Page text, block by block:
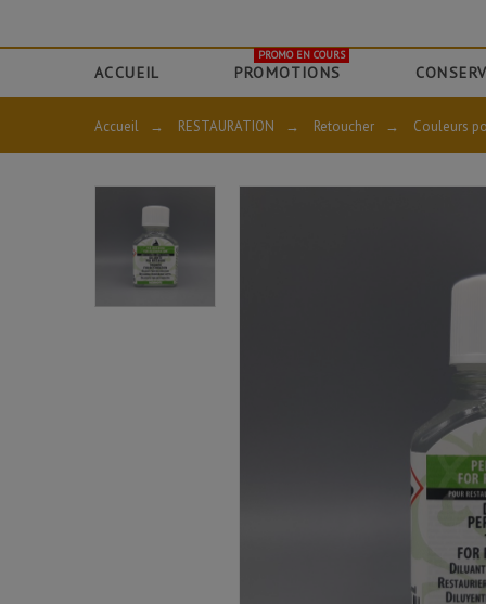
ACCUEIL PROMOTIONS
PROMO EN COURS
Accueil → RESTAURATION → Retoucher → Couleurs